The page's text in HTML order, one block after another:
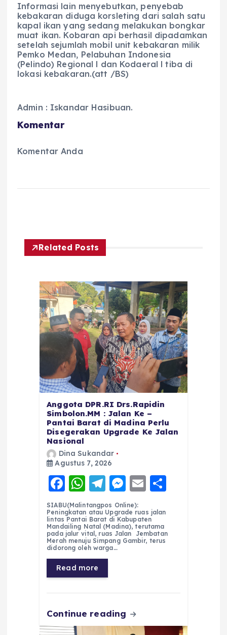
Informasi lain menyebutkan, penyebab
kebakaran diduga korsleting dari salah satu
kapal ikan yang sedang melakukan bongkar
muat ikan. Kobaran api berhasil dipadamkan
setelah sejumlah mobil unit kebakaran milik
Pemko Medan, Pelabuhan Indonesia
(Pelindo) Regional l dan Kodaeral l tiba di
lokasi kebakaran.(att /BS)
Admin : Iskandar Hasibuan.
Komentar
Komentar Anda
Related Posts
Anggota DPR.RI Drs.Rapidin
Simbolon.MM : Jalan Ke –
Pantai Barat di Madina Perlu
Disegerakan Upgrade Ke Jalan
Nasional
Dina Sukandar
Agustus 7, 2026
F
a
c
e
b
o
o
k
W
h
a
ts
A
p
p
T
el
e
g
r
a
m
M
e
ss
e
n
E
ai
l
re
SIABU(Malintangpos Online):
Peningkatan atau Upgrade ruas jalan
lintas Pantai Barat di Kabupaten
Mandailing Natal (Madina), terutama
pada jalur vital, ruas Jalan Jembatan
Merah menuju Simpang Gambir, terus
didorong oleh warga…
Read more
Continue reading